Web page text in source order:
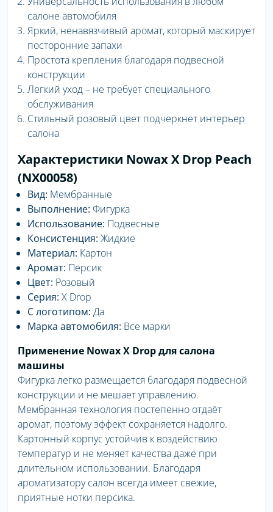
салоне автомобиля
Яркий, ненавязчивый аромат, который маскирует
посторонние запахи
Простота крепления благодаря подвесной
конструкции
Легкий уход – не требует специального
обслуживания
Стильный розовый цвет подчеркнет интерьер
салона
Характеристики Nowax X Drop Peach
(NX00058)
Вид: Мембранные
Выполнение: Фигурка
Использование: Подвесные
Консистенция: Жидкие
Материал: Картон
Аромат: Персик
Цвет: Розовый
Серия: X Drop
С логотипом: Да
Марка автомобиля: Все марки
Применение Nowax X Drop для салона
машины
Фигурка легко размещается благодаря подвесной
конструкции и не мешает управлению.
Мембранная технология постепенно отдаёт
аромат, поэтому эффект сохраняется надолго.
Картонный корпус устойчив к воздействию
температур и не меняет качества даже при
длительном использовании. Благодаря
ароматизатору салон всегда имеет свежие,
приятные нотки персика.